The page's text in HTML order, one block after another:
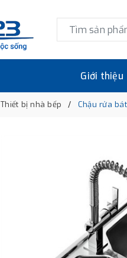
Giới thiệu
Thiết bị nhà bếp Chậu rửa bát